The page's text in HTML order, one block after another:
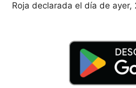
Roja declarada el día de